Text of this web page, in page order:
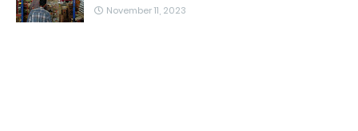
November 11, 2023